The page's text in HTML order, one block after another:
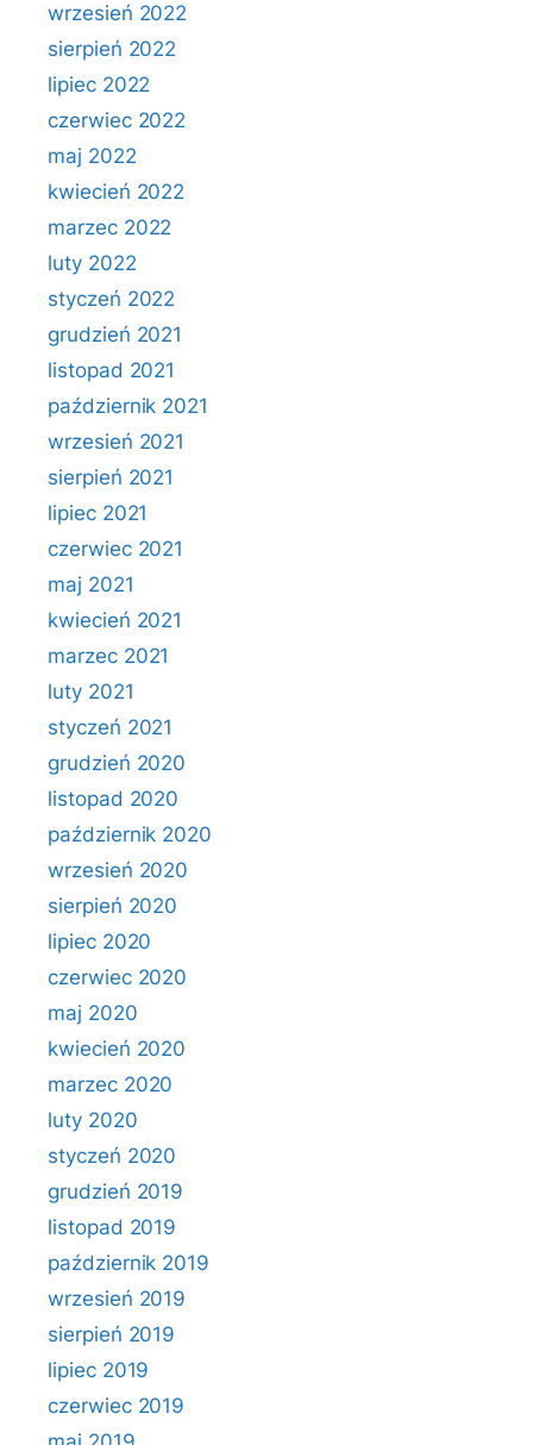
wrzesień 2022
sierpień 2022
lipiec 2022
czerwiec 2022
maj 2022
kwiecień 2022
marzec 2022
luty 2022
styczeń 2022
grudzień 2021
listopad 2021
październik 2021
wrzesień 2021
sierpień 2021
lipiec 2021
czerwiec 2021
maj 2021
kwiecień 2021
marzec 2021
luty 2021
styczeń 2021
grudzień 2020
listopad 2020
październik 2020
wrzesień 2020
sierpień 2020
lipiec 2020
czerwiec 2020
maj 2020
kwiecień 2020
marzec 2020
luty 2020
styczeń 2020
grudzień 2019
listopad 2019
październik 2019
wrzesień 2019
sierpień 2019
lipiec 2019
czerwiec 2019